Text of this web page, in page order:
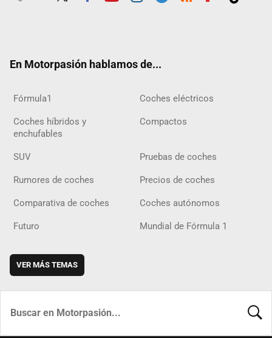
En Motorpasión hablamos de...
Fórmula1 Coches eléctricos
Coches híbridos y
enchufables
Compactos
SUV Pruebas de coches
Rumores de coches Precios de coches
Comparativa de coches Coches autónomos
Futuro Mundial de Fórmula 1
VER MÁS TEMAS